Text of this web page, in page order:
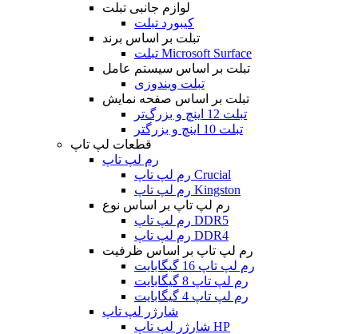
لوازم جانبی تبلت
کیبورد تبلت
تبلت بر اساس برند
تبلت Microsoft Surface
تبلت بر اساس سیستم عامل
تبلت ویندوزی
تبلت بر اساس صفحه نمایش
تبلت 12 اینچ و بزرگ‌تر
تبلت 10 اینچ و بزرگتر
قطعات لپ تاپ
رم لپ تاپ
رم لپ تاپ Crucial
رم لپ تاپ Kingston
رم لپ تاپ بر اساس نوع
رم لپ تاپ DDR5
رم لپ تاپ DDR4
رم لپ تاپ بر اساس ظرفیت
رم لپ تاپ 16 گیگابایت
رم لپ تاپ 8 گیگابایت
رم لپ تاپ 4 گیگابایت
شارژر لپ تاپ
شارژر لپ تاپ HP